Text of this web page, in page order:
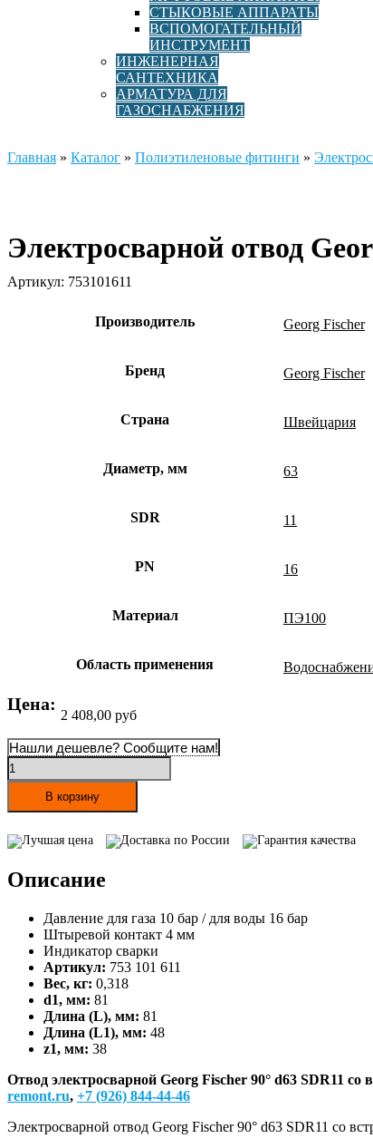
СТЫКОВЫЕ АППАРАТЫ
ВСПОМОГАТЕЛЬНЫЙ
ИНСТРУМЕНТ
ИНЖЕНЕРНАЯ
САНТЕХНИКА
АРМАТУРА ДЛЯ
ГАЗОСНАБЖЕНИЯ
Главная » Каталог » Полиэтиленовые фитинги »
Электросварной отвод
Артикул: 753101611
Производитель Georg Fischer
Бренд Georg Fischer
Страна Швейцария
Диаметр, мм 63
SDR 11
PN 16
Материал ПЭ100
Область применения
Цена:
2 408,00 руб
Нашли дешевле? Сообщите нам!
Количество
товара
Электросварной
отвод
Fischer
d63
встроенными
фиксаторами
В корзину
Лучшая цена Доставка по России Гарантия качества
Описание
Давление для газа 10 бар / для воды 16 бар
Штыревой контакт 4 мм
Индикатор сварки
Артикул: 753 101 611
Вес, кг: 0,318
d1, мм: 81
Длина (L), мм: 81
Длина (L1), мм: 48
z1, мм: 38
Отвод электросварной Georg Fischer 90° d63 SDR11
remont.ru, +7 (926) 844-44-46
Электросварной отвод Georg Fischer 90° d63 SDR11 со